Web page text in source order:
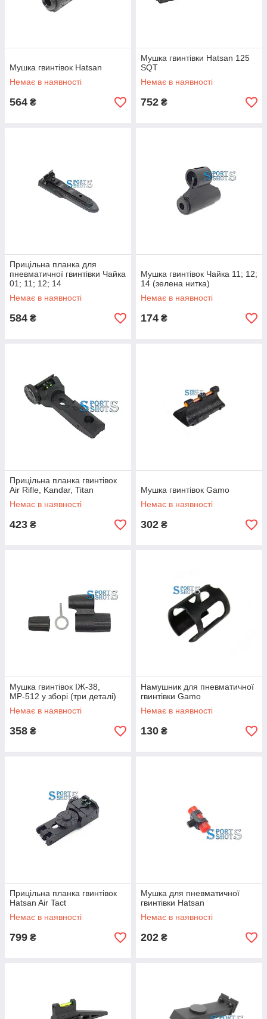
Мушка гвинтівок Hatsan
Немає в наявності
564 ₴
Мушка гвинтівки Hatsan 125
SQT
Немає в наявності
752 ₴
Прицільна планка для
пневматичної гвинтівки Чайка
01; 11; 12; 14
Немає в наявності
584 ₴
Мушка гвинтівок Чайка 11; 12;
14 (зелена нитка)
Немає в наявності
174 ₴
Прицільна планка гвинтівок
Air Rifle, Kandar, Titan
Немає в наявності
423 ₴
Мушка гвинтівок Gamo
Немає в наявності
302 ₴
Мушка гвинтівок ІЖ-38,
МР-512 у зборі (три деталі)
Немає в наявності
358 ₴
Намушник для пневматичної
гвинтівки Gamo
Немає в наявності
130 ₴
Прицільна планка гвинтівок
Hatsan Air Tact
Немає в наявності
799 ₴
Мушка для пневматичної
гвинтівки Hatsan
Немає в наявності
202 ₴